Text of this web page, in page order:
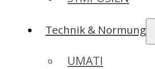
Technik & Normung
UMATI